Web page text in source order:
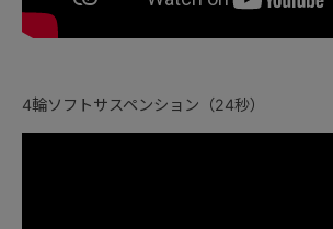
4輪ソフトサスペンション（24秒）